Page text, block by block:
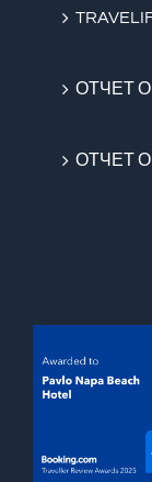
ОТЧЕТ
ОТЧЕТ